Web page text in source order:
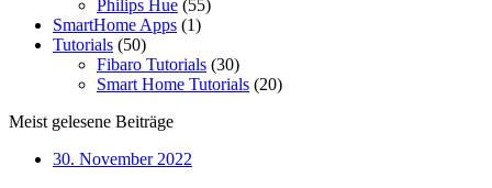
Philips Hue (55)
SmartHome Apps (1)
Tutorials (50)
Fibaro Tutorials (30)
Smart Home Tutorials (20)
Meist gelesene Beiträge
30. November 2022